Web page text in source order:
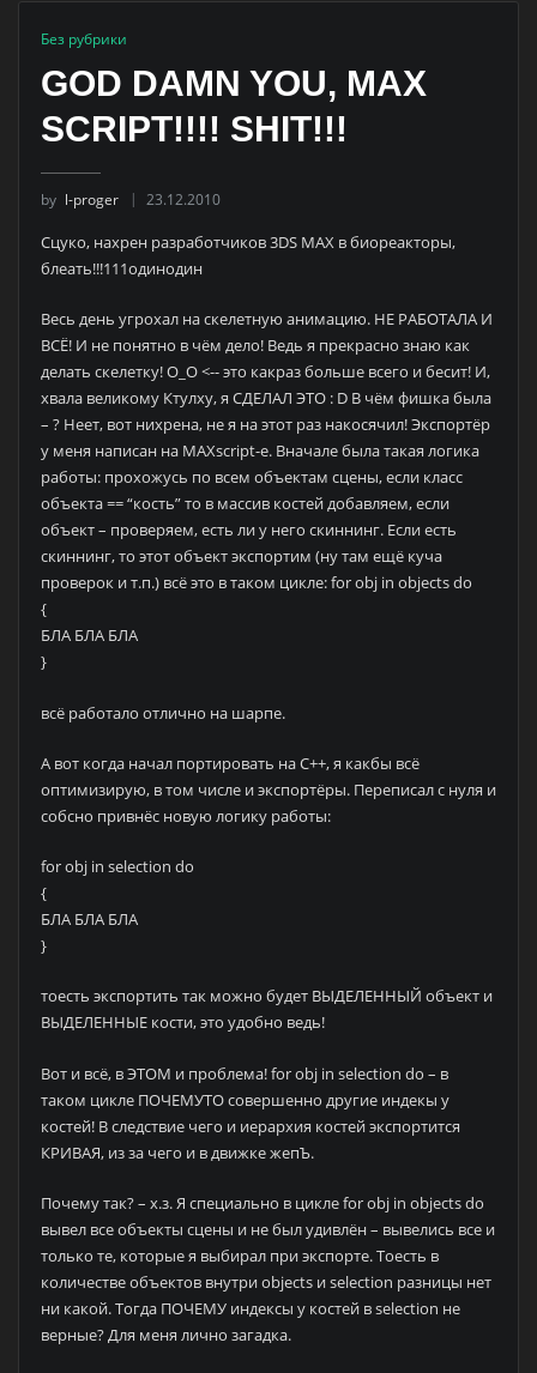
Без рубрики
GOD DAMN YOU, MAX
SCRIPT!!!! SHIT!!!
by l-proger 23.12.2010
Сцуко, нахрен разработчиков 3DS MAX в биореакторы,
блеать!!!111одинодин
Весь день угрохал на скелетную анимацию. НЕ РАБОТАЛА И
ВСЁ! И не понятно в чём дело! Ведь я прекрасно знаю как
делать скелетку! О_О <-- это какраз больше всего и бесит! И,
хвала великому Ктулху, я СДЕЛАЛ ЭТО : D В чём фишка была
– ? Неет, вот нихрена, не я на этот раз накосячил! Экспортёр
у меня написан на MAXscript-е. Вначале была такая логика
работы: прохожусь по всем объектам сцены, если класс
объекта == “кость” то в массив костей добавляем, если
объект – проверяем, есть ли у него скиннинг. Если есть
скиннинг, то этот объект экспортим (ну там ещё куча
проверок и т.п.) всё это в таком цикле: for obj in objects do
{
БЛА БЛА БЛА
}
всё работало отлично на шарпе.
А вот когда начал портировать на С++, я какбы всё
оптимизирую, в том числе и экспортёры. Переписал с нуля и
собсно привнёс новую логику работы:
for obj in selection do
{
БЛА БЛА БЛА
}
тоесть экспортить так можно будет ВЫДЕЛЕННЫЙ объект и
ВЫДЕЛЕННЫЕ кости, это удобно ведь!
Вот и всё, в ЭТОМ и проблема! for obj in selection do – в
таком цикле ПОЧЕМУТО совершенно другие индекы у
костей! В следствие чего и иерархия костей экспортится
КРИВАЯ, из за чего и в движке жепЪ.
Почему так? – х.з. Я специально в цикле for obj in objects do
вывел все объекты сцены и не был удивлён – вывелись все и
только те, которые я выбирал при экспорте. Тоесть в
количестве объектов внутри objects и selection разницы нет
ни какой. Тогда ПОЧЕМУ индексы у костей в selection не
верные? Для меня лично загадка.